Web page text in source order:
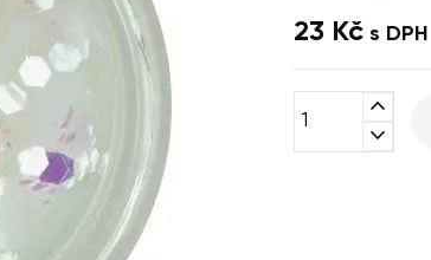
23 Kč s DPH
expand_less
expand_more